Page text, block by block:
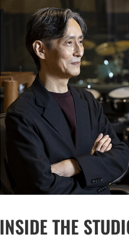
INSIDE THE